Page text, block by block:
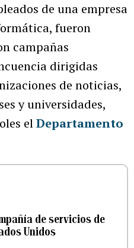
de una empresa
fueron
campañas
dirigidas
de noticias,
y universidades,
elDepartamento
de servicios de
Unidos